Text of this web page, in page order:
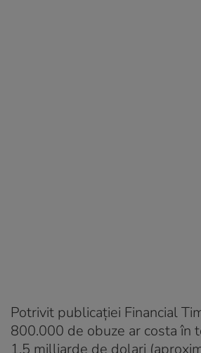
Potrivit publicaţiei Financial
800.000 de obuze ar costa în
1,5 milliarde de dolari